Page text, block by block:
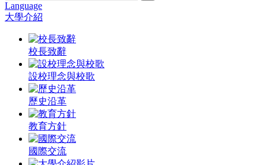
Language
大學介紹
校長致辭
設校理念與校歌
歷史沿革
教育方針
國際交流